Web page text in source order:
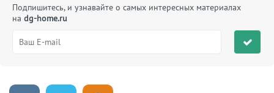
Подпишитесь, и узнавайте о самых интересных материалах
на dg-home.ru